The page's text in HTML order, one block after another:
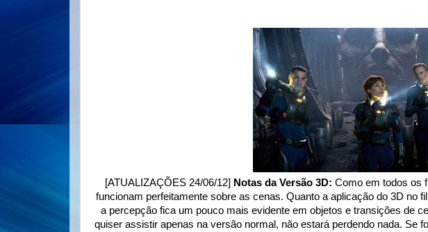
[ATUALIZAÇÕES 24/06/12] Notas da Versão 3D: Como em todos os
funcionam perfeitamente sobre as cenas. Quanto a aplicação do 3D no
a percepção fica um pouco mais evidente em objetos e transições de
quiser assistir apenas na versão normal, não estará perdendo nada. Se